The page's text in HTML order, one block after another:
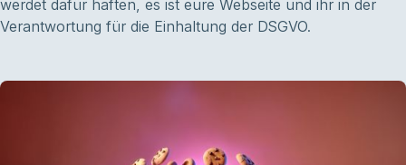
werdet dafür haften, es ist eure Webseite und ihr in der
Verantwortung für die Einhaltung der DSGVO.